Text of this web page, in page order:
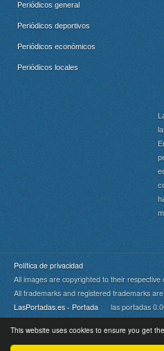
This website uses cookies to ensure you get
Periódicos general
Periódicos deportivos
Periódicos económicos
Periódicos locales
Política de privacidad
All images are copyrighted to their respective
All trademarks and registered trademarks
LasPortadas.es - Portada las portadas